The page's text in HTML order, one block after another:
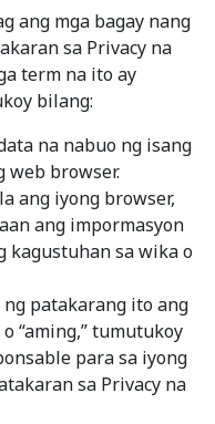
ang mga bagay nang
sa Privacy na
term na ito ay
bilang:
na nabuo ng isang
web browser.
ang iyong browser,
ang impormasyon
kagustuhan sa wika o
patakarang ito ang
o “aming,” tumutukoy
para sa iyong
sa Privacy na